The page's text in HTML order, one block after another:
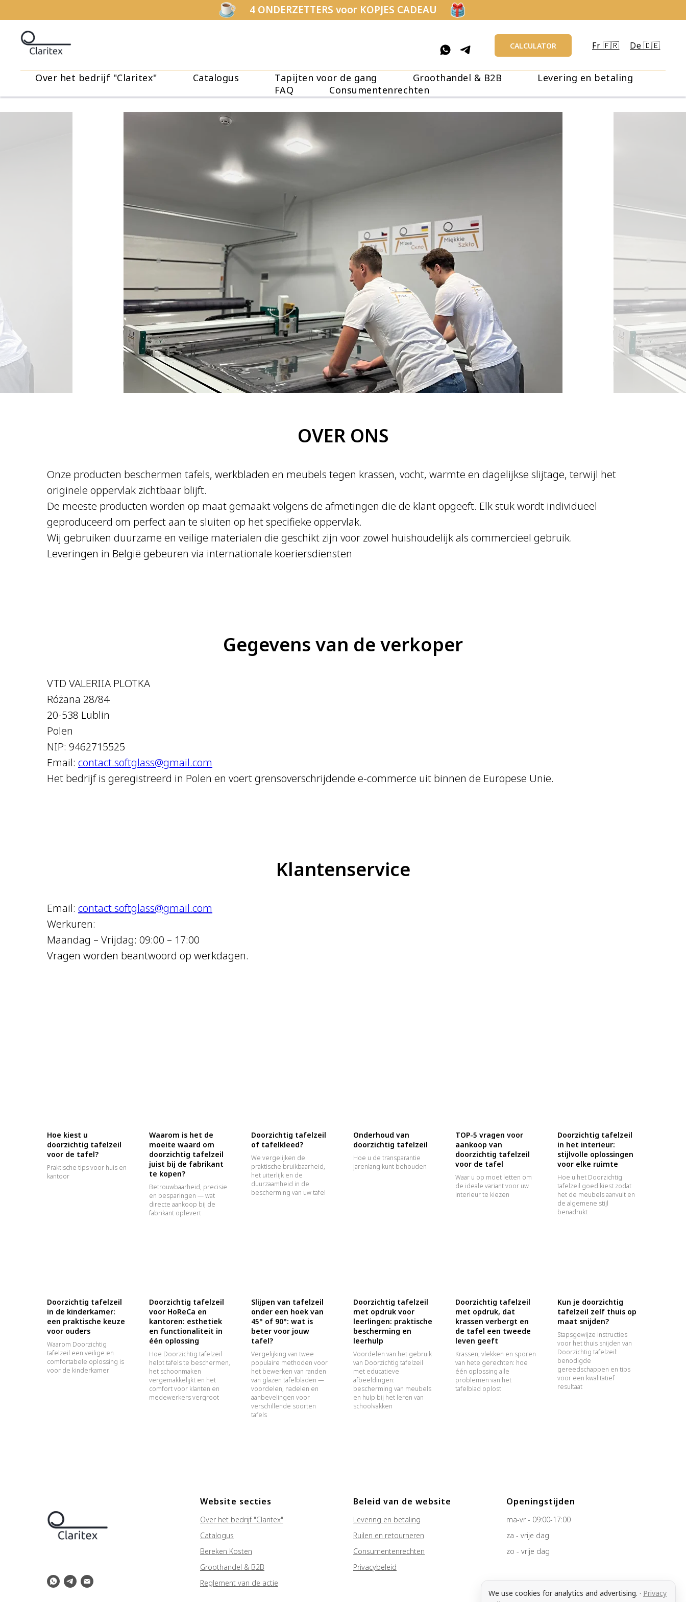
We use cookies for analytics and advertising. · Privacy
4 ONDERZETTERS voor KOPJES CADEAU
CALCULATOR Fr 🇫🇷 De 🇩🇪
Over het bedrijf "Claritex" Catalogus Tapijten voor de gang Groothandel & B2B
Levering en betaling
FAQ
Consumentenrechten
OVER ONS
Onze producten beschermen tafels, werkbladen en meubels tegen krassen, vocht, warmte en dagelijkse slijtage, terwijl het
originele oppervlak zichtbaar blijft.
De meeste producten worden op maat gemaakt volgens de afmetingen die de klant opgeeft. Elk stuk wordt individueel
geproduceerd om perfect aan te sluiten op het specifieke oppervlak.
Wij gebruiken duurzame en veilige materialen die geschikt zijn voor zowel huishoudelijk als commercieel gebruik.
Leveringen in België gebeuren via internationale koeriersdiensten
Gegevens van de verkoper
VTD VALERIIA PLOTKA
Różana 28/84
20-538 Lublin
Polen
NIP: 9462715525
Email: contact.softglass@gmail.com
Het bedrijf is geregistreerd in Polen en voert grensoverschrijdende e-commerce uit binnen de Europese Unie.
Klantenservice
Email: contact.softglass@gmail.com
Werkuren:
Maandag – Vrijdag: 09:00 – 17:00
Vragen worden beantwoord op werkdagen.
Hoe kiest u
doorzichtig tafelzeil
voor de tafel?
Praktische tips voor huis en
kantoor
Waarom is het de
moeite waard om
doorzichtig tafelzeil
juist bij de fabrikant
te kopen?
Betrouwbaarheid, precisie
en besparingen — wat
directe aankoop bij de
fabrikant oplevert
Doorzichtig tafelzeil
of tafelkleed?
We vergelijken de
praktische bruikbaarheid,
het uiterlijk en de
duurzaamheid in de
bescherming van uw tafel
Onderhoud van
doorzichtig tafelzeil
Hoe u de transparantie
jarenlang kunt behouden
TOP-5 vragen voor
aankoop van
doorzichtig tafelzeil
voor de tafel
Waar u op moet letten om
de ideale variant voor uw
interieur te kiezen
Doorzichtig tafelzeil
in het interieur:
stijlvolle oplossingen
voor elke ruimte
Hoe u het Doorzichtig
tafelzeil goed kiest zodat
het de meubels aanvult en
de algemene stijl
benadrukt
Doorzichtig tafelzeil
in de kinderkamer:
een praktische keuze
voor ouders
Waarom Doorzichtig
tafelzeil een veilige en
comfortabele oplossing is
voor de kinderkamer
Doorzichtig tafelzeil
voor HoReCa en
kantoren: esthetiek
en functionaliteit in
één oplossing
Hoe Doorzichtig tafelzeil
helpt tafels te beschermen,
het schoonmaken
vergemakkelijkt en het
comfort voor klanten en
medewerkers vergroot
Slijpen van tafelzeil
onder een hoek van
45° of 90°: wat is
beter voor jouw
tafel?
Vergelijking van twee
populaire methoden voor
het bewerken van randen
van glazen tafelbladen —
voordelen, nadelen en
aanbevelingen voor
verschillende soorten
tafels
Doorzichtig tafelzeil
met opdruk voor
leerlingen: praktische
bescherming en
leerhulp
Voordelen van het gebruik
van Doorzichtig tafelzeil
met educatieve
afbeeldingen:
bescherming van meubels
en hulp bij het leren van
schoolvakken
Doorzichtig tafelzeil
met opdruk, dat
krassen verbergt en
de tafel een tweede
leven geeft
Krassen, vlekken en sporen
van hete gerechten: hoe
één oplossing alle
problemen van het
tafelblad oplost
Kun je doorzichtig
tafelzeil zelf thuis op
maat snijden?
Stapsgewijze instructies
voor het thuis snijden van
Doorzichtig tafelzeil:
benodigde
gereedschappen en tips
voor een kwalitatief
resultaat
Website secties
Over het bedrijf "Claritex"
Catalogus
Bereken Kosten
Groothandel & B2B
Reglement van de actie
Beleid van de website
Levering en betaling
Ruilen en retourneren
Consumentenrechten
Privacybeleid
Openingstijden
ma-vr - 09:00-17:00
za - vrije dag
zo - vrije dag